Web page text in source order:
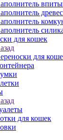
для кошек
для
для кошек